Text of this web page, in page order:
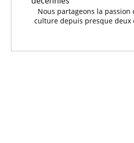
Nous partageons la passion
culture depuis presque deux